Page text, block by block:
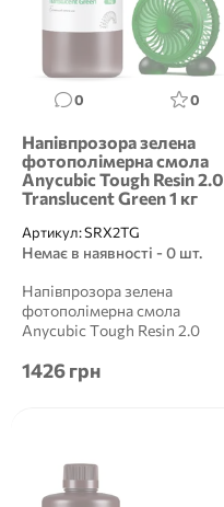
0 0
Напівпрозора зелена
фотополімерна смола
Anycubic Tough Resin 2.0
Translucent Green 1 кг
Артикул:SRX2TG
Немає в наявності - 0 шт.
Напівпрозора зелена
фотополімерна смола
Anycubic Tough Resin 2.0
Anycubic To...
1426 грн